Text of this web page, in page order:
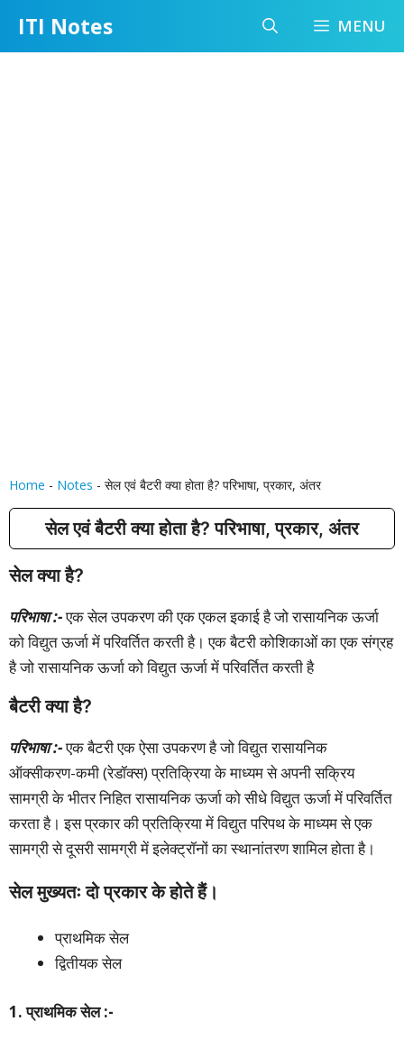
ITI Notes MENU
Home - Notes - सेल एवं बैटरी क्या होता है? परिभाषा, प्रकार, अंतर
सेल एवं बैटरी क्या होता है? परिभाषा, प्रकार, अंतर
सेल क्या है?
परिभाषा :-एक सेल उपकरण की एक एकल इकाई है जो रासायनिक ऊर्जा
को विद्युत ऊर्जा में परिवर्तित करती है। एक बैटरी कोशिकाओं का एक संग्रह
है जो रासायनिक ऊर्जा को विद्युत ऊर्जा में परिवर्तित करती है
बैटरी क्या है?
परिभाषा :-एक बैटरी एक ऐसा उपकरण है जो विद्युत रासायनिक
ऑक्सीकरण-कमी (रेडॉक्स) प्रतिक्रिया के माध्यम से अपनी सक्रिय
सामग्री के भीतर निहित रासायनिक ऊर्जा को सीधे विद्युत ऊर्जा में परिवर्तित
करता है। इस प्रकार की प्रतिक्रिया में विद्युत परिपथ के माध्यम से एक
सामग्री से दूसरी सामग्री में इलेक्ट्रॉनों का स्थानांतरण शामिल होता है।
सेल मुख्यतः दो प्रकार के होते हैं।
प्राथमिक सेल
द्वितीयक सेल
1. प्राथमिक सेल :-